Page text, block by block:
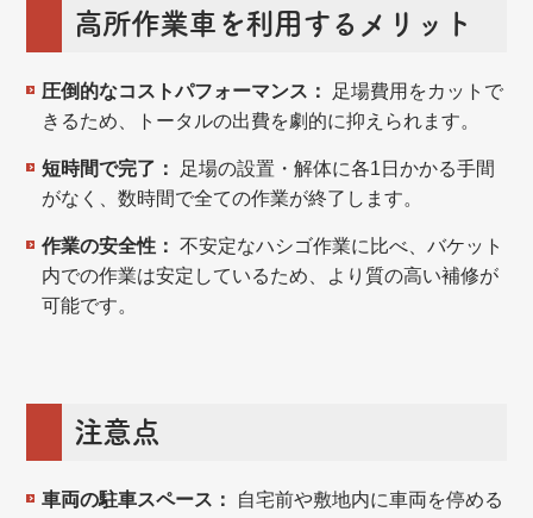
高所作業車を利用するメリット
圧倒的なコストパフォーマンス：
足場費用をカットで
きるため、トータルの出費を劇的に抑えられます。
短時間で完了：
足場の設置・解体に各1日かかる手間
がなく、数時間で全ての作業が終了します。
作業の安全性： 不安定なハシゴ作業に比べ、バケット
内での作業は安定しているため、より質の高い補修が
可能です。
注意点
車両の駐車スペース：
自宅前や敷地内に車両を停める